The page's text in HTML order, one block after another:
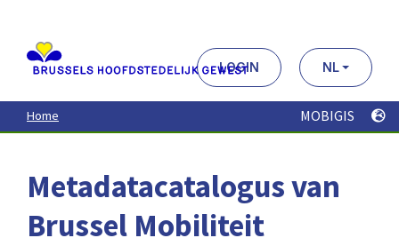
contenu
principal
LOGIN NL
Home MOBIGIS
Metadatacatalogus van
Brussel Mobiliteit